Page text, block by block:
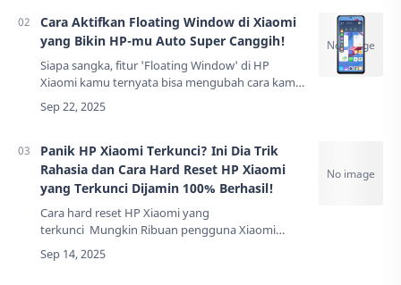
Cara Aktifkan Floating Window di Xiaomi
yang Bikin HP-mu Auto Super Canggih!
Siapa sangka, fitur 'Floating Window' di HP
Xiaomi kamu ternyata bisa mengubah cara kamu
multitasking selamanya. Lupakan bolak-balik
aplikasi yang bikin pusing, sekarang saatnya me…
Panik HP Xiaomi Terkunci? Ini Dia Trik
Rahasia dan Cara Hard Reset HP Xiaomi
yang Terkunci Dijamin 100% Berhasil!
Cara hard reset HP Xiaomi yang
terkunci Mungkin Ribuan pengguna Xiaomi
setiap harinya menghadapi masalah serupa, dan
solusi hard reset ini seringkali menjadi satu-